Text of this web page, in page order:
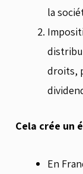
la
droits,
Cela crée un
En